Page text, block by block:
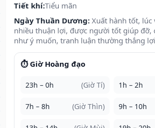
Tiết khí:Tiểu mãn
Ngày Thuần Dương: Xuất hành tốt, lúc
nhiều thuận lợi, được người tốt giúp đỡ,
như ý muốn, tranh luận thường thắng lợi
⏱️ Giờ Hoàng đạo
23h – 0h (Giờ Tí) 1h – 2h
7h – 8h (Giờ Thìn) 9h – 10h